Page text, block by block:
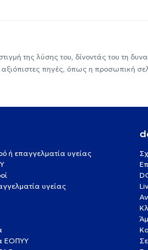
της λύσης του, δίνοντάς του τη
πηγές, όπως η προσωπική
ή επαγγελματία υγείας
υγείας
ΕΟΠΥΥ